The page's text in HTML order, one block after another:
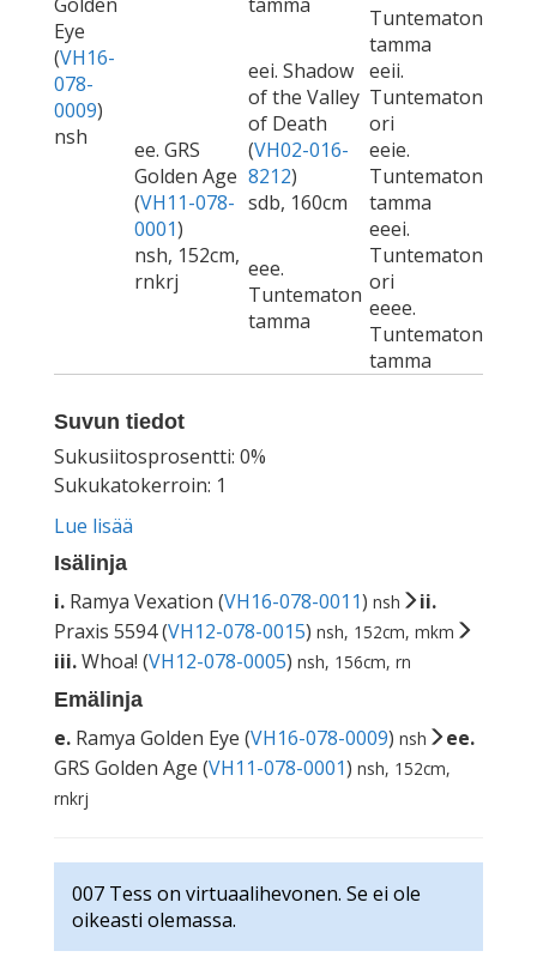
Eye
(VH16-
078-
0009)
nsh
Tuntematon
tamma
ee. GRS
Golden Age
(VH11-078-
0001)
nsh, 152cm,
rnkrj
eei. Shadow
of the Valley
of Death
(VH02-016-
8212)
sdb, 160cm
eeii.
Tuntematon
ori
eeie.
Tuntematon
tamma
eee.
Tuntematon
tamma
eeei.
Tuntematon
ori
eeee.
Tuntematon
tamma
Suvun tiedot
Sukusiitosprosentti: 0%
Sukukatokerroin: 1
Lue lisää
Isälinja
i. Ramya Vexation (VH16-078-0011) nsh
ii.
Praxis 5594 (VH12-078-0015) nsh, 152cm, mkm
iii.Whoa! (VH12-078-0005) nsh, 156cm, rn
Emälinja
e. Ramya Golden Eye (VH16-078-0009) nsh
ee.
GRS Golden Age (VH11-078-0001) nsh, 152cm,
rnkrj
007 Tess on virtuaalihevonen. Se ei ole
oikeasti olemassa.